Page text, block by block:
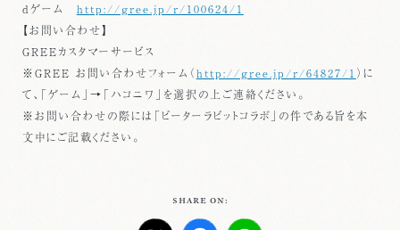
dゲーム http://gree.jp/r/100624/1
【お問い合わせ】
GREEカスタマーサービス
※GREE お問い合わせフォーム（http://gree.jp/r/64827/1 ）に
て、「ゲーム」→「ハコニワ」を選択の上ご連絡ください。
※お問い合わせの際には「ピーターラビットコラボ」の件である旨を本
文中にご記載ください。
SHARE ON: